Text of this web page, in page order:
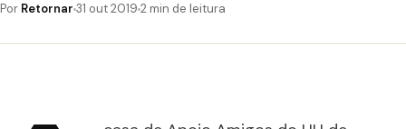
Por Retornar 31 out 2019 2 min de leitura